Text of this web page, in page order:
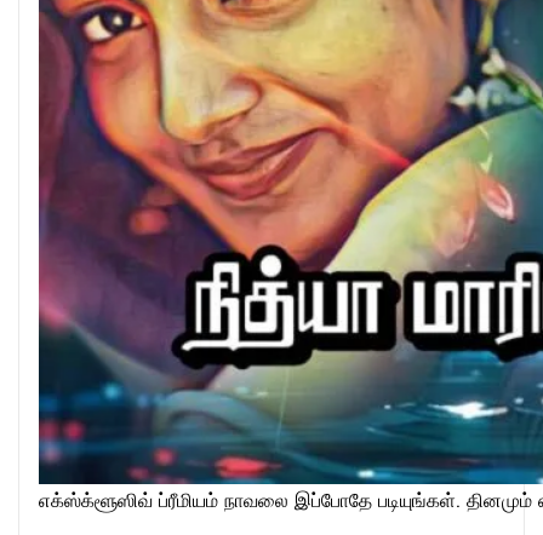
எக்ஸ்க்ளூஸிவ் ப்ரீமியம் நாவலை இப்போதே படியுங்கள். தினமும்